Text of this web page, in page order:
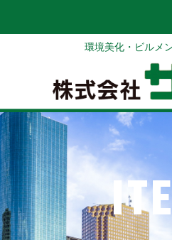
環境美化・ビルメ